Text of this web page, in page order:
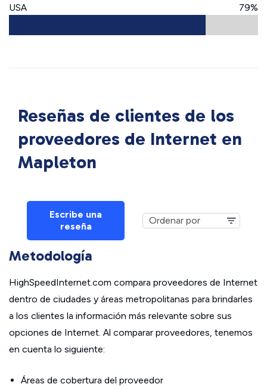
USA 79%
Reseñas de clientes de los
proveedores de Internet en
Mapleton
Escribe una
reseña
Metodología
HighSpeedInternet.com compara proveedores de Internet
dentro de ciudades y áreas metropolitanas para brindarles
a los clientes la información más relevante sobre sus
opciones de Internet. Al comparar proveedores, tenemos
en cuenta lo siguiente:
Áreas de cobertura del proveedor